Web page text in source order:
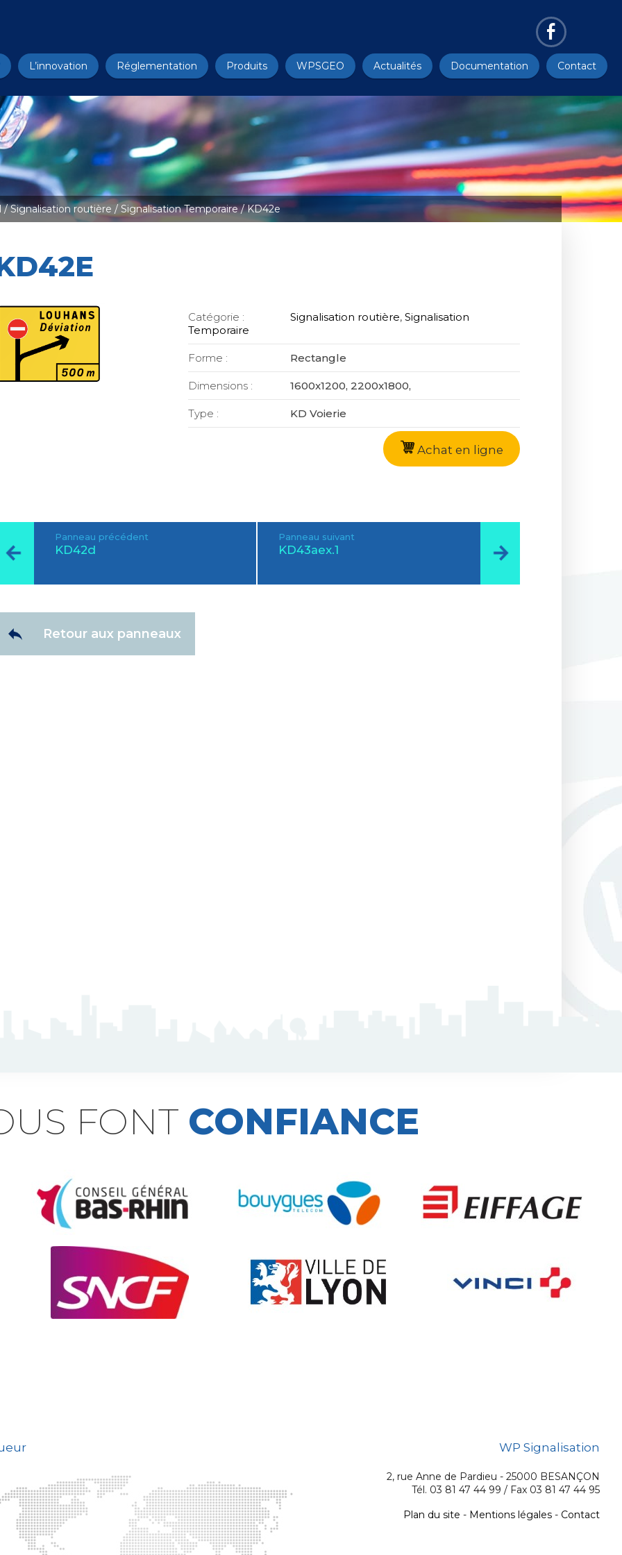
L’innovation Réglementation Produits WPSGEO Actualités Documentation Contact
/Signalisation routière / Signalisation Temporaire/ KD42e
Catégorie : Signalisation routière,Signalisation
Temporaire
Forme : Rectangle
Dimensions : 1600x1200, 2200x1800,
Type : KD Voierie
Achat en ligne
Panneau précédent
KD42d
Panneau suivant
KD43aex.1
Retour aux panneaux
FONT CONFIANCE
WP Signalisation
2, rue Anne de Pardieu - 25000 BESANÇON
Tél. 03 81 47 44 99 / Fax 03 81 47 44 95
Plan du site - Mentions légales - Contact